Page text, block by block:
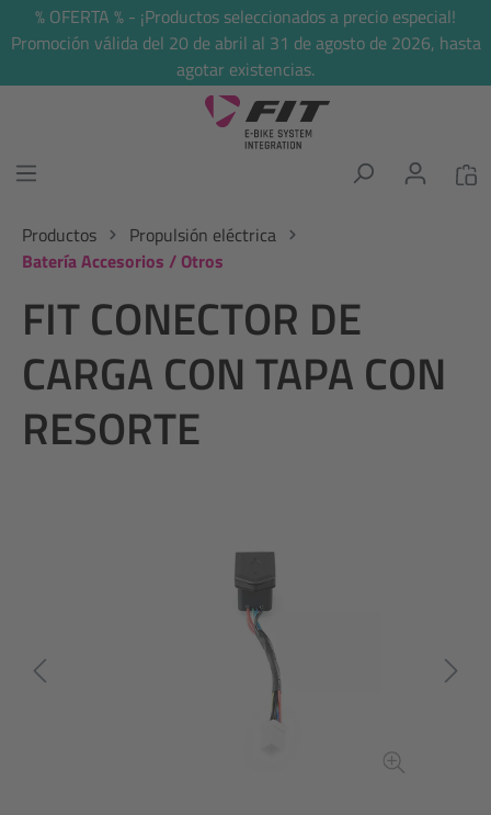
principal
% OFERTA % - ¡Productos seleccionados a precio especial!
Promoción válida del 20 de abril al 31 de agosto de 2026, hasta
agotar existencias.
Productos
Propulsión eléctrica
Batería Accesorios / Otros
FIT CONECTOR DE
CARGA CON TAPA CON
RESORTE